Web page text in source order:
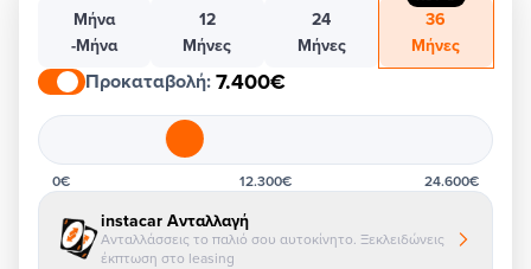
Μήνα
-Μήνα
12
Μήνες
24
Μήνες
36
Μήνες
Προκαταβολή:7.400€
0€ 12.300€ 24.600€
instacar Ανταλλαγή
Ανταλλάσσεις το παλιό σου αυτοκίνητο. Ξεκλειδώνεις
έκπτωση στο leasing